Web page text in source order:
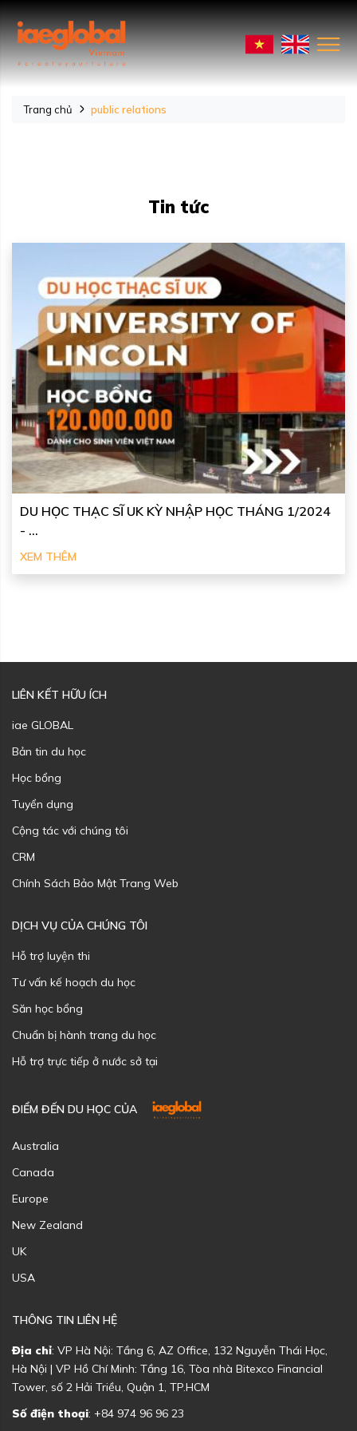
Trang chủ public relations
Tin tức
DU HỌC THẠC SĨ UK KỲ NHẬP HỌC THÁNG 1/2024
- ...
XEM THÊM
LIÊN KẾT HỮU ÍCH
iae GLOBAL
Bản tin du học
Học bổng
Tuyển dụng
Cộng tác với chúng tôi
CRM
Chính Sách Bảo Mật Trang Web
DỊCH VỤ CỦA CHÚNG TÔI
Hỗ trợ luyện thi
Tư vấn kế hoạch du học
Săn học bổng
Chuẩn bị hành trang du học
Hỗ trợ trực tiếp ở nước sở tại
ĐIỂM ĐẾN DU HỌC CỦA
Australia
Canada
Europe
New Zealand
UK
USA
THÔNG TIN LIÊN HỆ
Địa chỉ: VP Hà Nội: Tầng 6, AZ Office, 132 Nguyễn Thái Học,
Hà Nội | VP Hồ Chí Minh: Tầng 16, Tòa nhà Bitexco Financial
Tower, số 2 Hải Triều, Quận 1, TP.HCM
Số điện thoại: +84 974 96 96 23